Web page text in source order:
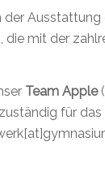
der Ausstattung
die mit der
Team Apple
für das